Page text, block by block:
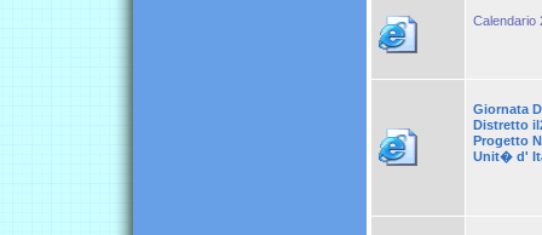
Calendario
Giornata
Distretto
Progetto
Unit� d'